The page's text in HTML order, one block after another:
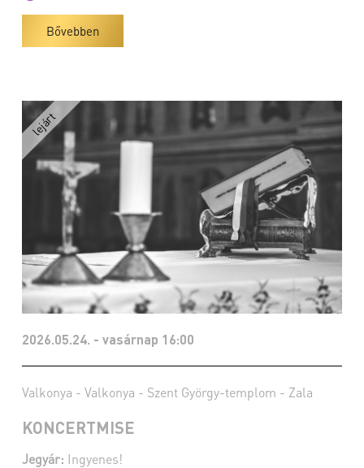
Bővebben
2026.05.24. - vasárnap 16:00
Valkonya - Valkonya - Szent György-templom - Zala
KONCERTMISE
Jegyár: Ingyenes!